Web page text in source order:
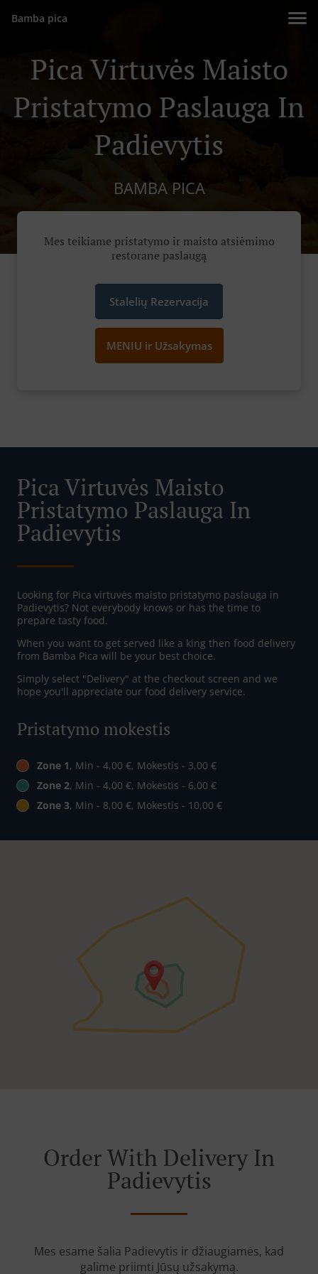
Bamba pica
Pica Virtuvės Maisto
Pristatymo Paslauga In
Padievytis
BAMBA PICA
Mes teikiame pristatymo ir maisto atsiėmimo
restorane paslaugą
Stalelių Rezervacija
MENIU ir Užsakymas
Pica Virtuvės Maisto
Pristatymo Paslauga In
Padievytis
Looking for Pica virtuvės maisto pristatymo paslauga in
Padievytis? Not everybody knows or has the time to
prepare tasty food.
When you want to get served like a king then food delivery
from Bamba Pica will be your best choice.
Simply select "Delivery" at the checkout screen and we
hope you'll appreciate our food delivery service.
Pristatymo mokestis
Zone 1, Min - 4,00 €, Mokestis - 3,00 €
Zone 2, Min - 4,00 €, Mokestis - 6,00 €
Zone 3, Min - 8,00 €, Mokestis - 10,00 €
Order With Delivery In
Padievytis
Mes esame šalia Padievytis ir džiaugiamės, kad
galime priimti Jūsų užsakymą.